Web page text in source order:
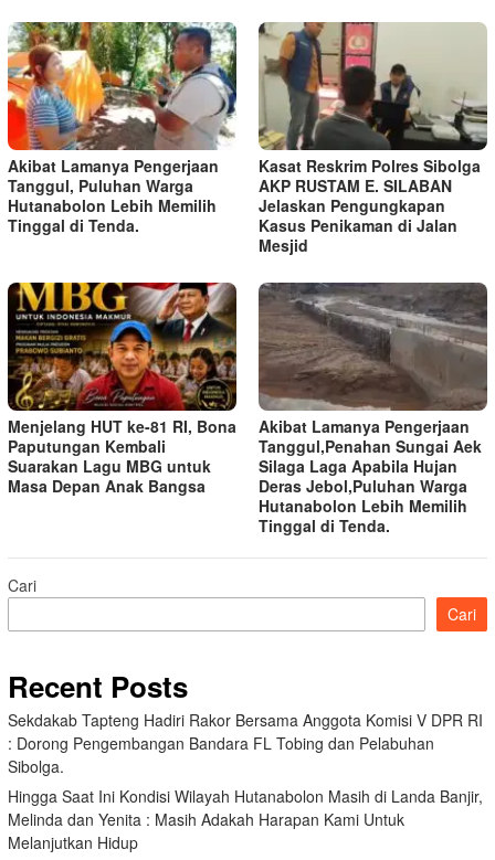
Akibat Lamanya Pengerjaan
Tanggul, Puluhan Warga
Hutanabolon Lebih Memilih
Tinggal di Tenda.
Kasat Reskrim Polres Sibolga
AKP RUSTAM E. SILABAN
Jelaskan Pengungkapan
Kasus Penikaman di Jalan
Mesjid
Menjelang HUT ke-81 RI, Bona
Paputungan Kembali
Suarakan Lagu MBG untuk
Masa Depan Anak Bangsa
Akibat Lamanya Pengerjaan
Tanggul,Penahan Sungai Aek
Silaga Laga Apabila Hujan
Deras Jebol,Puluhan Warga
Hutanabolon Lebih Memilih
Tinggal di Tenda.
Cari
Cari
Recent Posts
Sekdakab Tapteng Hadiri Rakor Bersama Anggota Komisi V DPR RI
: Dorong Pengembangan Bandara FL Tobing dan Pelabuhan
Sibolga.
Hingga Saat Ini Kondisi Wilayah Hutanabolon Masih di Landa Banjir,
Melinda dan Yenita : Masih Adakah Harapan Kami Untuk
Melanjutkan Hidup